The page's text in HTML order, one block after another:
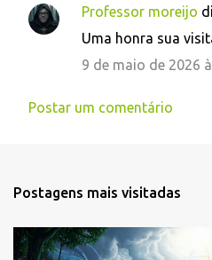
i
o
Professor moreijo
Uma honra sua
9 de maio de 2026
Postar um comentário
Postagens mais visitadas